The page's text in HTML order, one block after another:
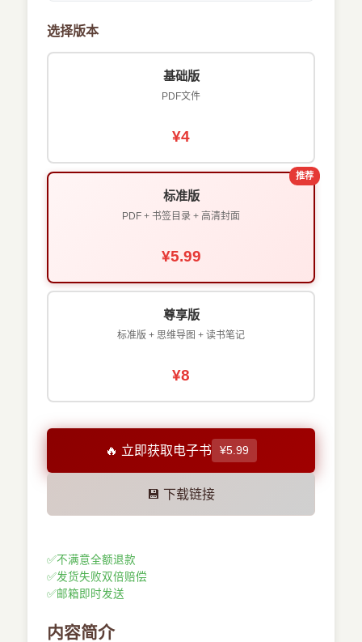
选择版本
基础版
PDF文件
¥4
推荐
标准版
PDF + 书签目录 + 高清封面
¥5.99
尊享版
标准版 + 思维导图 + 读书笔记
¥8
🔥 立即获取电子书 ¥5.99
💾 下载链接
✅不满意全额退款
✅发货失败双倍赔偿
✅邮箱即时发送
内容简介